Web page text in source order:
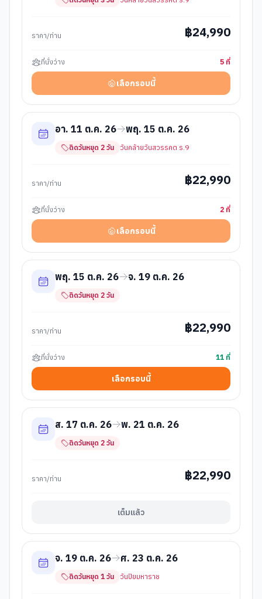
ราคา/ท่าน ฿24,990
ที่นั่งว่าง 5 ที่
เลือกรอบนี้
อา. 11 ต.ค. 26 พฤ. 15 ต.ค. 26
ติดวันหยุด 2 วัน วันคล้ายวันสวรรคต ร.9
ราคา/ท่าน ฿22,990
ที่นั่งว่าง 2 ที่
เลือกรอบนี้
พฤ. 15 ต.ค. 26 จ. 19 ต.ค. 26
ติดวันหยุด 2 วัน
ราคา/ท่าน ฿22,990
ที่นั่งว่าง 11 ที่
เลือกรอบนี้
ส. 17 ต.ค. 26 พ. 21 ต.ค. 26
ติดวันหยุด 2 วัน
ราคา/ท่าน ฿22,990
เต็มแล้ว
จ. 19 ต.ค. 26 ศ. 23 ต.ค. 26
ติดวันหยุด 1 วัน วันปิยมหาราช